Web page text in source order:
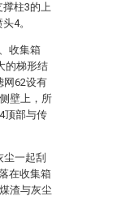
撑柱3的上
4。
收集箱
的梯形结
网62设有
壁上，所
顶部与传
一起刮
在收集箱
渣与灰尘